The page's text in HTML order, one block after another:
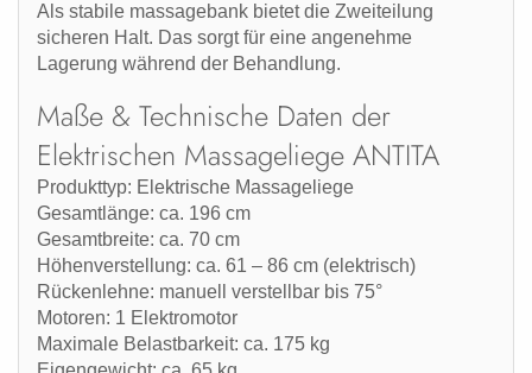
Als stabile massagebank bietet die Zweiteilung
sicheren Halt. Das sorgt für eine angenehme
Lagerung während der Behandlung.
Maße & Technische Daten der
Elektrischen Massageliege ANTITA
Produkttyp: Elektrische Massageliege
Gesamtlänge: ca. 196 cm
Gesamtbreite: ca. 70 cm
Höhenverstellung: ca. 61 – 86 cm (elektrisch)
Rückenlehne: manuell verstellbar bis 75°
Motoren: 1 Elektromotor
Maximale Belastbarkeit: ca. 175 kg